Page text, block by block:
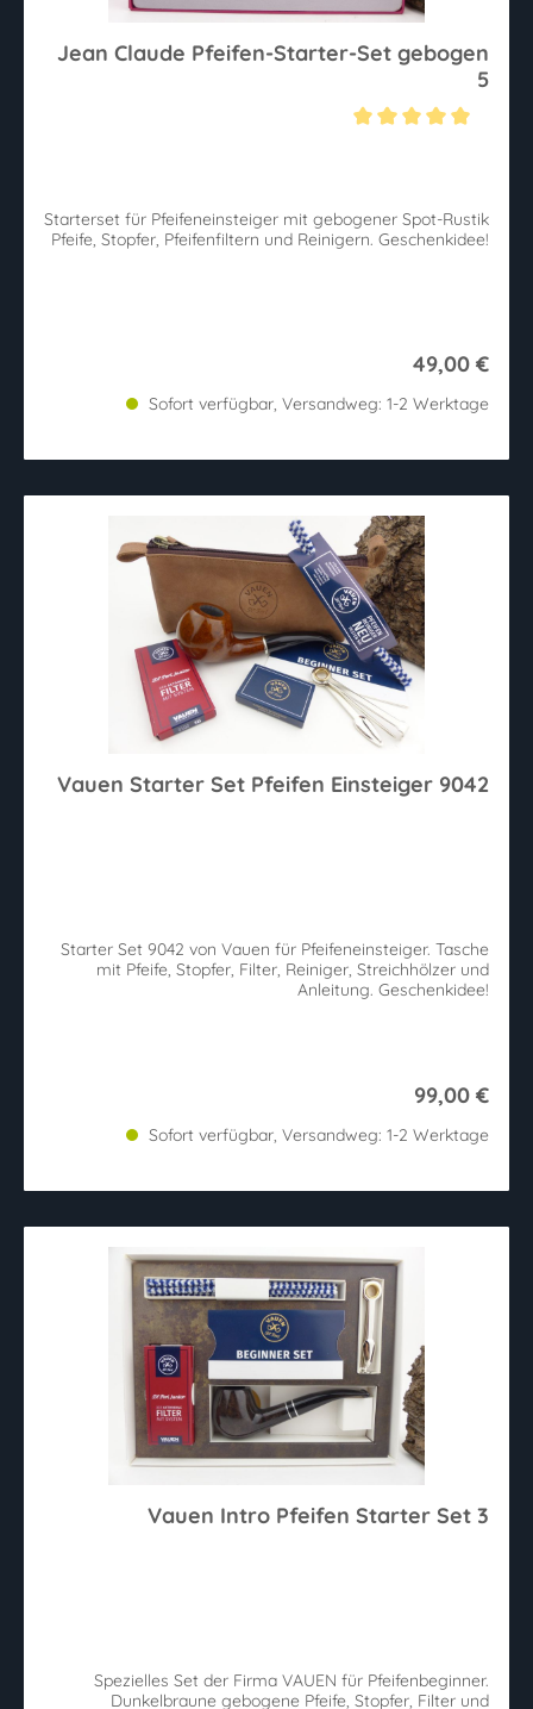
Jean Claude Pfeifen-Starter-Set gebogen
5
Starterset für Pfeifeneinsteiger mit gebogener Spot-Rustik
Pfeife, Stopfer, Pfeifenfiltern und Reinigern. Geschenkidee!
49,00 €
Sofort verfügbar, Versandweg: 1-2 Werktage
Vauen Starter Set Pfeifen Einsteiger 9042
Starter Set 9042 von Vauen für Pfeifeneinsteiger. Tasche
mit Pfeife, Stopfer, Filter, Reiniger, Streichhölzer und
Anleitung. Geschenkidee!
99,00 €
Sofort verfügbar, Versandweg: 1-2 Werktage
Vauen Intro Pfeifen Starter Set 3
Spezielles Set der Firma VAUEN für Pfeifenbeginner.
Dunkelbraune gebogene Pfeife, Stopfer, Filter und